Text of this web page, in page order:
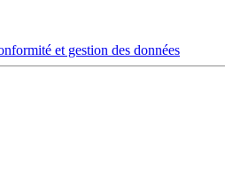
et gestion des données